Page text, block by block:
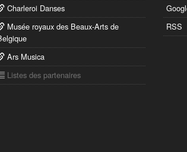
Charleroi Danses
Musée royaux des Beaux-Arts de
Ars Musica
Listes des partenaires
RSS